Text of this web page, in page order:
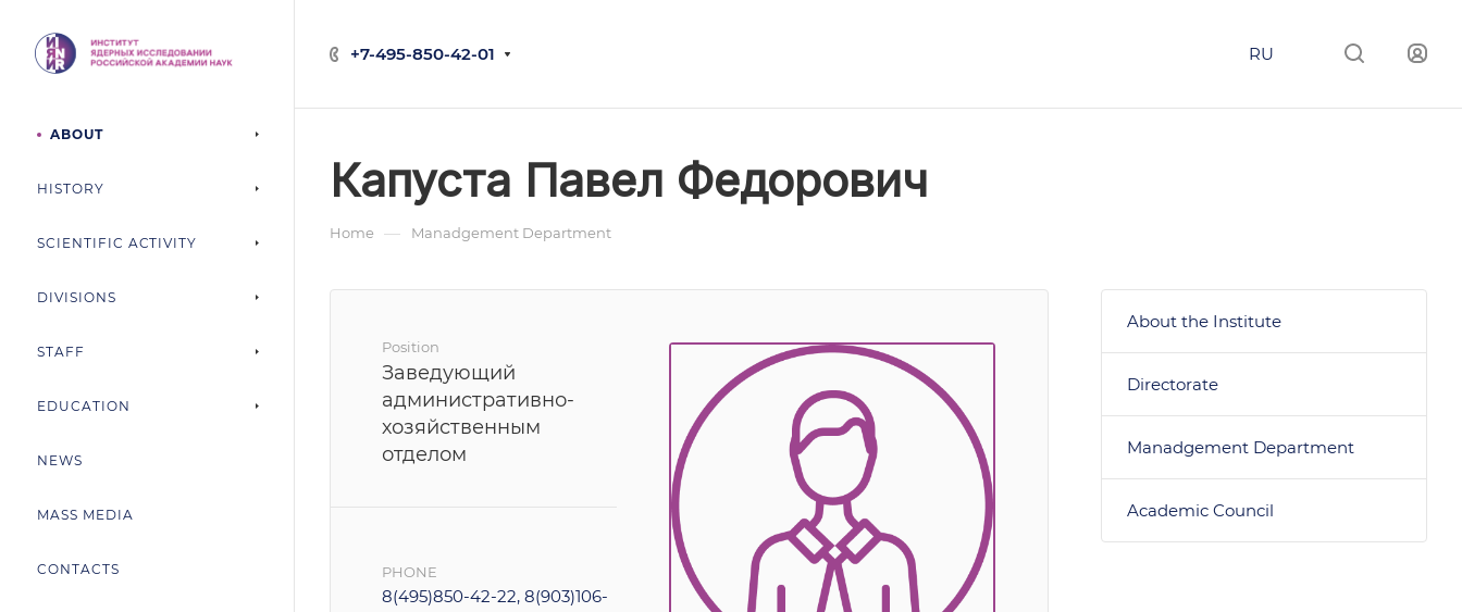
+7-495-850-42-01 RU
ABOUT
HISTORY
SCIENTIFIC ACTIVITY
DIVISIONS
STAFF
EDUCATION
NEWS
MASS MEDIA
CONTACTS
Капуста Павел Федорович
Home — Manadgement Department
Position
Заведующий
административно-
хозяйственным
отделом
PHONE
8(495)850-42-22, 8(903)106-
About the Institute
Directorate
Manadgement Department
Academic Council